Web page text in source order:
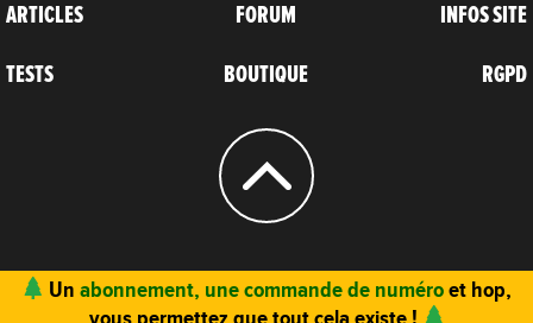
ARTICLES
TESTS
FORUM
BOUTIQUE
INFOS SITE
RGPD
© 2004 - 2026 CARNETS D’AVENTURES
Un abonnement, une commande de numéroet hop,
vous permettez que tout cela existe !